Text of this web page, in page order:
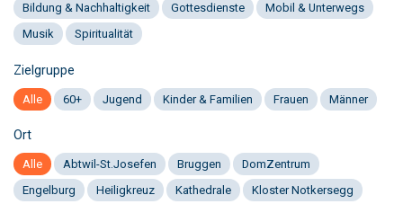
Bildung & Nachhaltigkeit
Gottesdienste
Mobil & Unterwegs
Musik
Spiritualität
Zielgruppe
Alle 60+ Jugend Kinder & Familien Frauen Männer
Ort
Alle Abtwil-St.Josefen Bruggen
DomZentrum
Engelburg
Heiligkreuz Kathedrale
Kloster Notkersegg